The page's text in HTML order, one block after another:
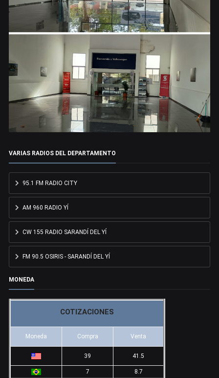
VARIAS RADIOS DEL DEPARTAMENTO
95.1 FM RADIO CITY
AM 960 RADIO YÍ
CW 155 RADIO SARANDÍ DEL YÍ
FM 90.5 OSIRIS - SARANDÍ DEL YÍ
MONEDA
COTIZACIONES
Moneda Compra Venta
39 41.5
7 8.7